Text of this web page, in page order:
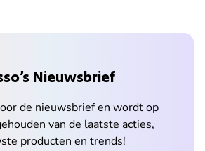
Nieuwsbrief
de nieuwsbrief en wordt op
van de laatste acties,
producten en trends!